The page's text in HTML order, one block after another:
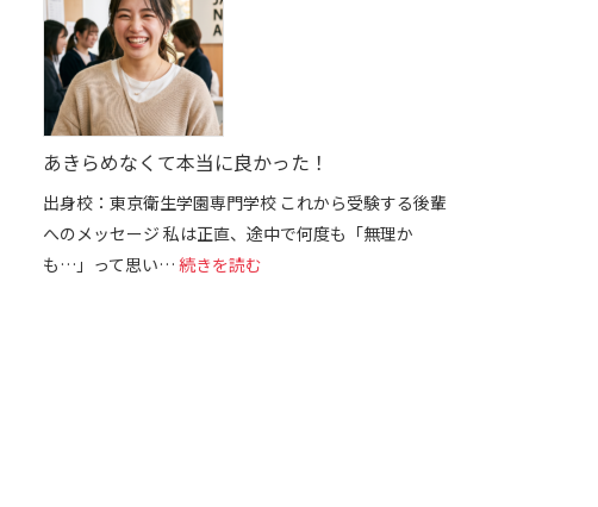
あきらめなくて本当に良かった！
出身校：東京衛生学園専門学校 これから受験する後輩
へのメッセージ 私は正直、途中で何度も「無理か
も…」って思い…続きを読む